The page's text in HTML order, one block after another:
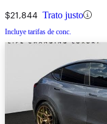
$21,844 Trato justo
Incluye tarifas de conc.